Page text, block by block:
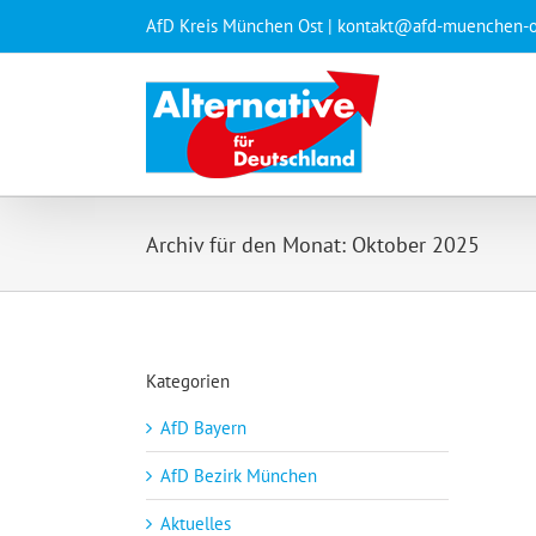
springen
AfD Kreis München Ost | kontakt@afd-muenchen-
Archiv für den Monat: Oktober 2025
Kategorien
AfD Bayern
AfD Bezirk München
Aktuelles